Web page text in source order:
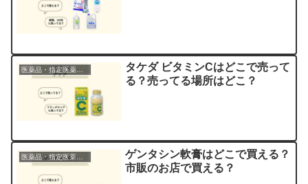
医薬品・指定医薬部外品
タケダ ビタミンCはどこで売って
る？売ってる場所はどこ？
医薬品・指定医薬部外品
ゲンタシン軟膏はどこで買える？
市販のお店で買える？